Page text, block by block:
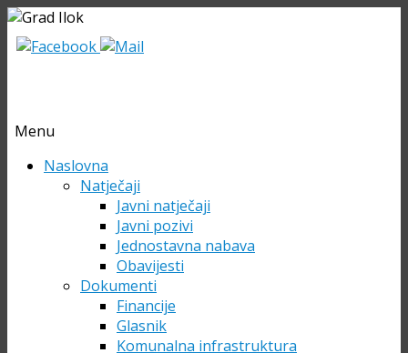
Menu
Skip Naslovna
Natječaji
Javni natječaji
Javni pozivi
Jednostavna nabava
Obavijesti
Dokumenti
Financije
Glasnik
Komunalna infrastruktura